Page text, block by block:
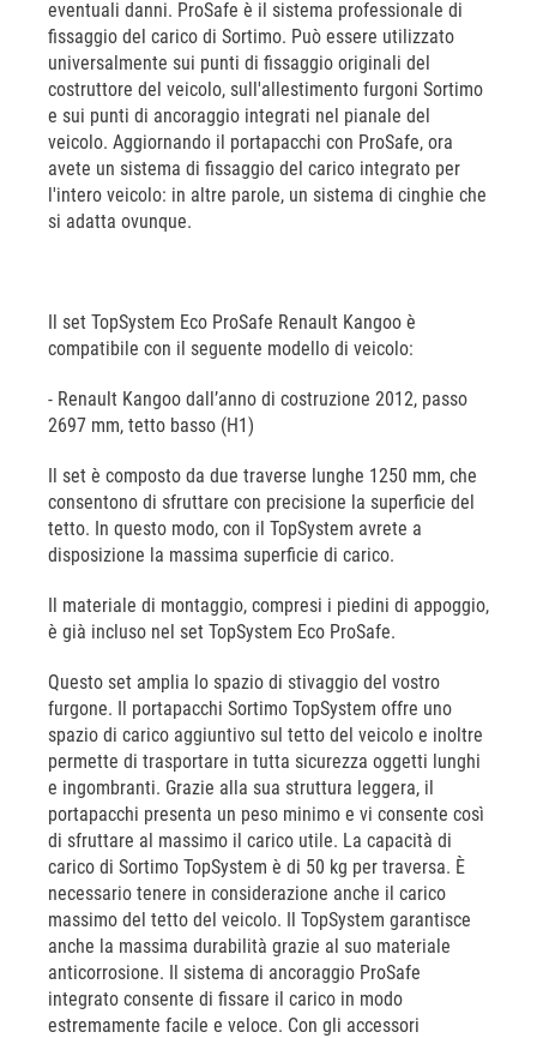
eventuali danni. ProSafe è il sistema professionale di
fissaggio del carico di Sortimo. Può essere utilizzato
universalmente sui punti di fissaggio originali del
costruttore del veicolo, sull'allestimento furgoni Sortimo
e sui punti di ancoraggio integrati nel pianale del
veicolo. Aggiornando il portapacchi con ProSafe, ora
avete un sistema di fissaggio del carico integrato per
l'intero veicolo: in altre parole, un sistema di cinghie che
si adatta ovunque.
Il set TopSystem Eco ProSafe Renault Kangoo è
compatibile con il seguente modello di veicolo:
- Renault Kangoo dall’anno di costruzione 2012, passo
2697 mm, tetto basso (H1)
Il set è composto da due traverse lunghe 1250 mm, che
consentono di sfruttare con precisione la superficie del
tetto. In questo modo, con il TopSystem avrete a
disposizione la massima superficie di carico.
Il materiale di montaggio, compresi i piedini di appoggio,
è già incluso nel set TopSystem Eco ProSafe.
Questo set amplia lo spazio di stivaggio del vostro
furgone. Il portapacchi Sortimo TopSystem offre uno
spazio di carico aggiuntivo sul tetto del veicolo e inoltre
permette di trasportare in tutta sicurezza oggetti lunghi
e ingombranti. Grazie alla sua struttura leggera, il
portapacchi presenta un peso minimo e vi consente così
di sfruttare al massimo il carico utile. La capacità di
carico di Sortimo TopSystem è di 50 kg per traversa. È
necessario tenere in considerazione anche il carico
massimo del tetto del veicolo. Il TopSystem garantisce
anche la massima durabilità grazie al suo materiale
anticorrosione. Il sistema di ancoraggio ProSafe
integrato consente di fissare il carico in modo
estremamente facile e veloce. Con gli accessori